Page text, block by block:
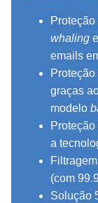
whaling
emails
graças
modelo
a
(com
Solução